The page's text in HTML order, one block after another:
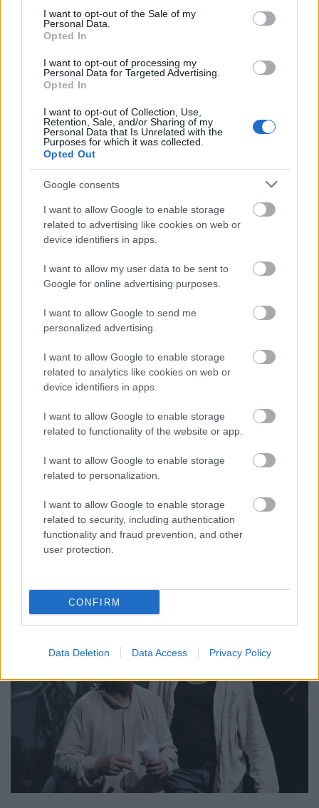
consent section.
I want to opt-out of the Sale of my
Personal Data.
Opted In
I want to opt-out of processing my
Personal Data for Targeted Advertising.
Opted In
I want to opt-out of Collection, Use,
Retention, Sale, and/or Sharing of my
Personal Data that Is Unrelated with the
Purposes for which it was collected.
Opted Out
Google consents
I want to allow Google to enable storage
related to advertising like cookies on web or
device identifiers in apps.
I want to allow my user data to be sent to
Google for online advertising purposes.
I want to allow Google to send me
personalized advertising.
I want to allow Google to enable storage
related to analytics like cookies on web or
device identifiers in apps.
I want to allow Google to enable storage
related to functionality of the website or app.
I want to allow Google to enable storage
related to personalization.
I want to allow Google to enable storage
related to security, including authentication
functionality and fraud prevention, and other
user protection.
CONFIRM
Data Deletion Data Access Privacy Policy
hübrisz, amelyből nincs kiút? Meg egyáltalán, mi ez
a nagy istenszerű, uralkodási vágy? Nem ment ez
Napkirálynak. Előbb-utóbb jön a kaszás…"
"A díszlet és a jelmez egyaránt egy erős rendszerből
indul. Pontosabban egy rendnek látszó helyzetből.
szereplőről lehámlik a rend(szer)-jelmez, és előkerül
valami egészen más, eddig elfojtott én. Felbomlik a
a valóság. Egyesek nagyon hamar ledobják ezeket a
ruhákat, mások nem tudnak szabadulni tőlük. A
díszlet is „bejár” egy utat. Minden rendszernek
megvannak a maga köztéri szobrai. Az elvont,
bábszerű figuráknak szintén megvan a maguk
története".